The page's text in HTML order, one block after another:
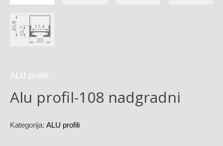
ALU profili
Alu profil-108 nadgradni
Kategorija: ALU profili